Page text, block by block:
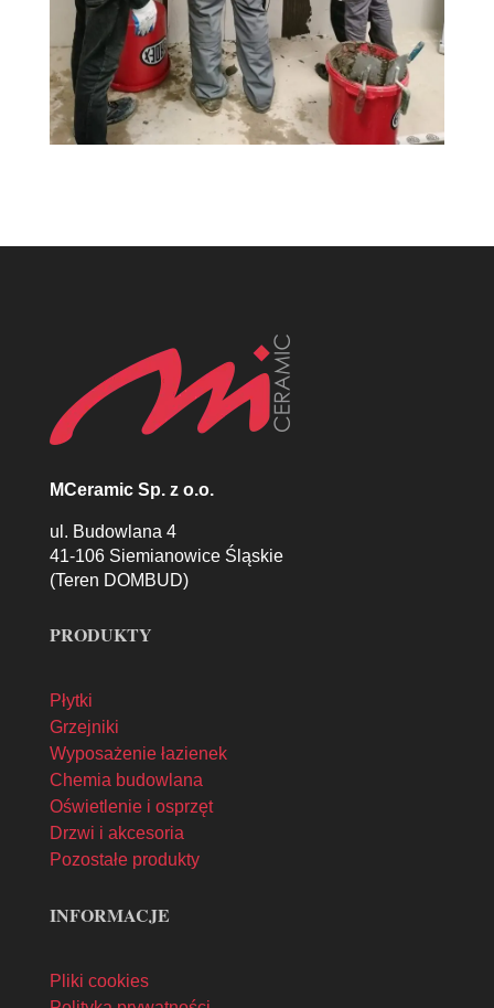
MCeramic Sp. z o.o.
ul. Budowlana 4
41-106 Siemianowice Śląskie
(Teren DOMBUD)
PRODUKTY
Płytki
Grzejniki
Wyposażenie łazienek
Chemia budowlana
Oświetlenie i osprzęt
Drzwi i akcesoria
Pozostałe produkty
INFORMACJE
Pliki cookies